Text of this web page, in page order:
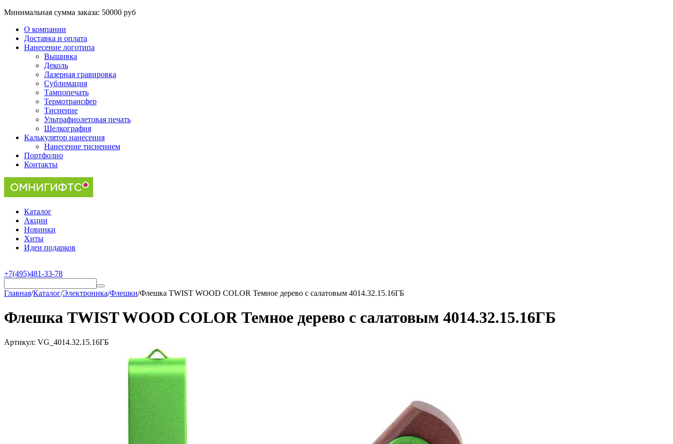
Минимальная сумма заказа: 50000 руб
О компании
Доставка и оплата
Нанесение логотипа
Вышивка
Деколь
Лазерная гравировка
Сублимация
Тампопечать
Термотрансфер
Тиснение
Ультрафиолетовая печать
Шелкография
Калькулятор нанесения
Нанесение тиснением
Портфолио
Контакты
Каталог
Акции
Новинки
Хиты
Идеи подарков
+7(495)481-33-78
Главная/Каталог/Электроника/Флешки/Флешка TWIST WOOD COLOR Темное дерево с салатовым 4014.32.15.16ГБ
Флешка TWIST WOOD COLOR Темное дерево с салатовым 4014.32.15.16ГБ
Артикул: VG_4014.32.15.16ГБ